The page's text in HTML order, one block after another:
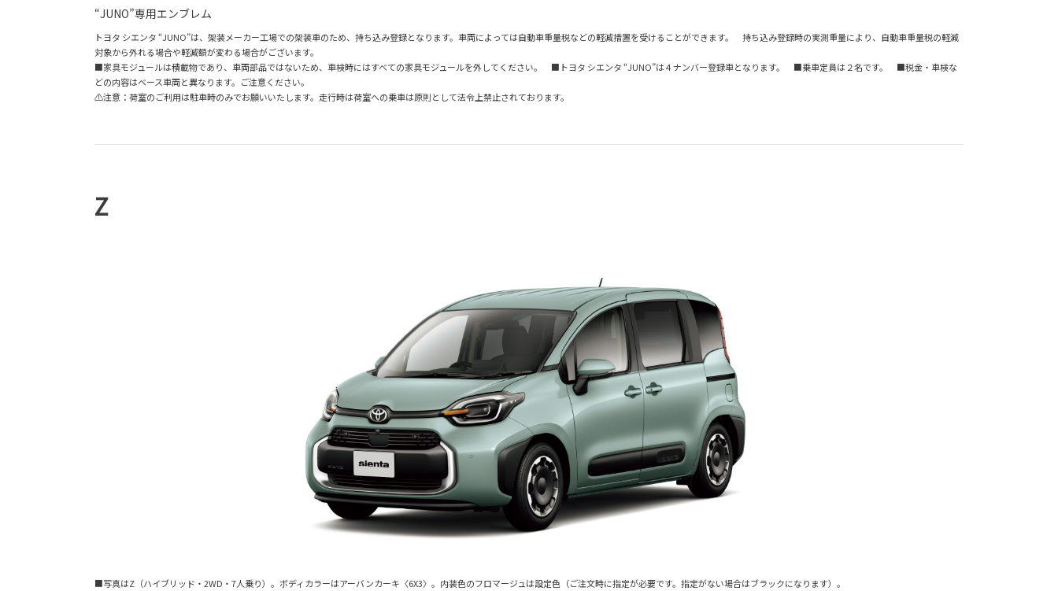
“JUNO”専用エンブレム
トヨタ シエンタ “JUNO”は、架装メーカー工場での架装車のため、持ち込み登録となります。車両によっては自動車重量税などの軽減措置を受けることができます。 持ち込み登録時の実測重量により、自動車重量税の軽減
対象から外れる場合や軽減額が変わる場合がございます。
■家具モジュールは積載物であり、車両部品ではないため、車検時にはすべての家具モジュールを外してください。 ■トヨタ シエンタ “JUNO”は４ナンバー登録車となります。 ■乗車定員は２名です。 ■税金・車検な
どの内容はベース車両と異なります。ご注意ください。
⚠注意：荷室のご利用は駐車時のみでお願いいたします。走行時は荷室への乗車は原則として法令上禁止されております。
Z
■写真はZ（ハイブリッド・2WD・7人乗り）。ボディカラーはアーバンカーキ〈6X3〉。内装色のフロマージュは設定色（ご注文時に指定が必要です。指定がない場合はブラックになります）。